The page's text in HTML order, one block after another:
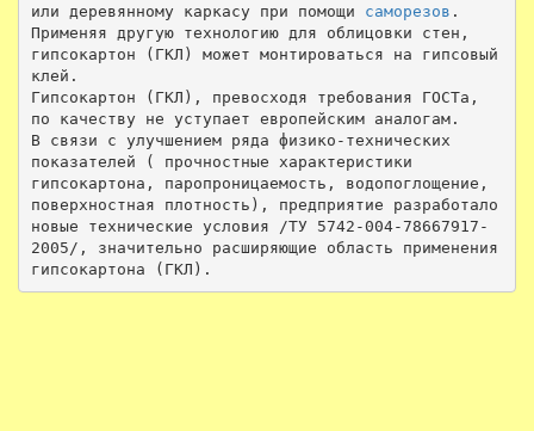
или деревянному каркасу при помощи саморезов .
Применяя другую технологию для облицовки стен,
гипсокартон (ГКЛ) может монтироваться на гипсовый
клей.
Гипсокартон (ГКЛ), превосходя требования ГОСТа,
по качеству не уступает европейским аналогам.
В связи с улучшением ряда физико-технических
показателей ( прочностные характеристики
гипсокартона, паропроницаемость, водопоглощение,
поверхностная плотность), предприятие разработало
новые технические условия /ТУ 5742-004-78667917-
2005/, значительно расширяющие область применения
гипсокартона (ГКЛ).